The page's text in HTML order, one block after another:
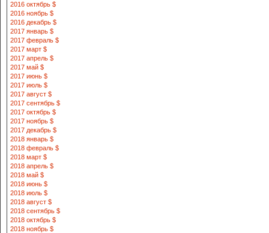
2016 октябрь $
2016 ноябрь $
2016 декабрь $
2017 январь $
2017 февраль $
2017 март $
2017 апрель $
2017 май $
2017 июнь $
2017 июль $
2017 август $
2017 сентябрь $
2017 октябрь $
2017 ноябрь $
2017 декабрь $
2018 январь $
2018 февраль $
2018 март $
2018 апрель $
2018 май $
2018 июнь $
2018 июль $
2018 август $
2018 сентябрь $
2018 октябрь $
2018 ноябрь $